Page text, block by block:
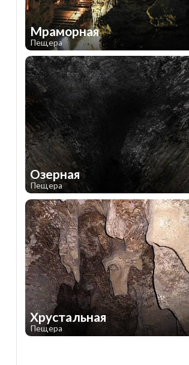
нами. Поэтому не теряйте время,
Мраморная
Пещера
1
Озерная
Пещера
2 1
Хрустальная
Пещера